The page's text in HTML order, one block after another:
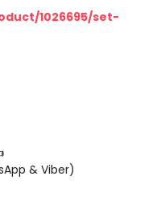
1026695/set-
& Viber)